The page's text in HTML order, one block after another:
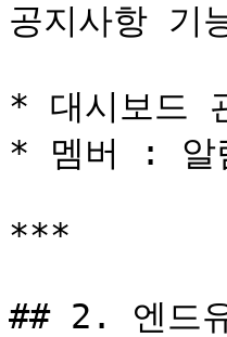
공지사항 기
* 대시보드
* 멤버 : 알
***
## 2. 엔드